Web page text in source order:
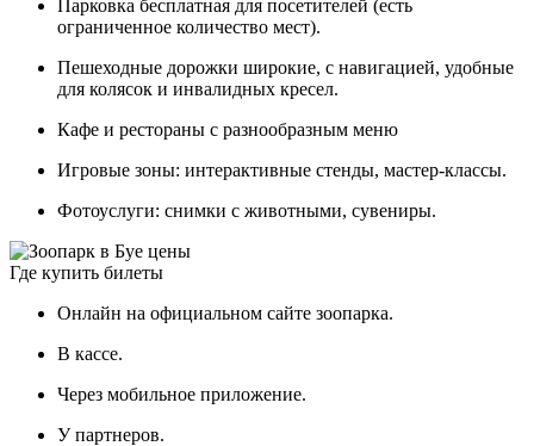
Парковка бесплатная для посетителей (есть
ограниченное количество мест).
Пешеходные дорожки широкие, с навигацией, удобные
для колясок и инвалидных кресел.
Кафе и рестораны с разнообразным меню
Игровые зоны: интерактивные стенды, мастер-классы.
Фотоуслуги: снимки с животными, сувениры.
Где купить билеты
Онлайн на официальном сайте зоопарка.
В кассе.
Через мобильное приложение.
У партнеров.